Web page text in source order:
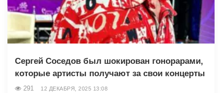
Сергей Соседов был шокирован гонорарами,
которые артисты получают за свои концерты
291 12 ДЕКАБРЯ, 2025 13:08